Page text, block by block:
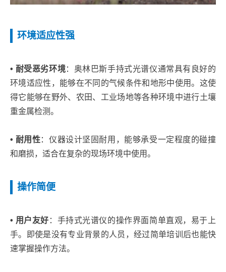
环境适应性强
• 耐受恶劣环境：奥林巴斯手持式光谱仪通常具有良好的
环境适应性，能够在不同的气候条件和地形中使用。这使
得它能够在野外、农田、工业场地等各种环境中进行土壤
重金属检测。
• 耐用性：仪器设计坚固耐用，能够承受一定程度的碰撞
和磨损，适合在复杂的现场环境中使用。
操作简便
• 用户友好 ：手持式光谱仪的操作界面简单直观，易于上
手。即使是没有专业背景的人员，经过简单培训后也能快
速掌握操作方法。